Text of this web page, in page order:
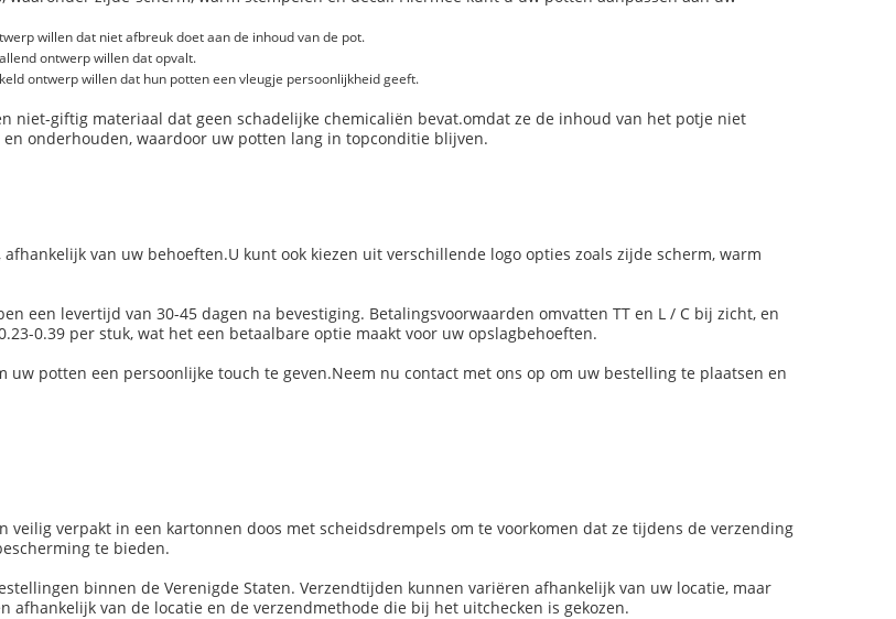
willen dat niet afbreuk doet aan de inhoud van de pot.
ontwerp willen dat opvalt.
ontwerp willen dat hun potten een vleugje persoonlijkheid geeft.
niet-giftig materiaal dat geen schadelijke chemicaliën bevat.omdat ze de inhoud van het potje niet
onderhouden, waardoor uw potten lang in topconditie blijven.
van uw behoeften.U kunt ook kiezen uit verschillende logo opties zoals zijde scherm, warm
een levertijd van 30-45 dagen na bevestiging. Betalingsvoorwaarden omvatten TT en L / C bij zicht, en
0.39 per stuk, wat het een betaalbare optie maakt voor uw opslagbehoeften.
potten een persoonlijke touch te geven.Neem nu contact met ons op om uw bestelling te plaatsen en
veilig verpakt in een kartonnen doos met scheidsdrempels om te voorkomen dat ze tijdens de verzending
te bieden.
binnen de Verenigde Staten. Verzendtijden kunnen variëren afhankelijk van uw locatie, maar
van de locatie en de verzendmethode die bij het uitchecken is gekozen.